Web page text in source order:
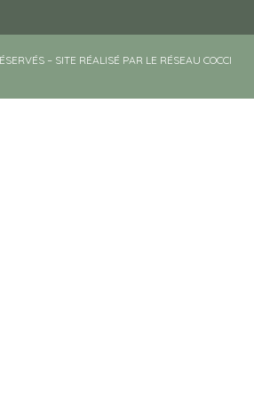
– SITE RÉALISÉ PAR LE RÉSEAU COCCI